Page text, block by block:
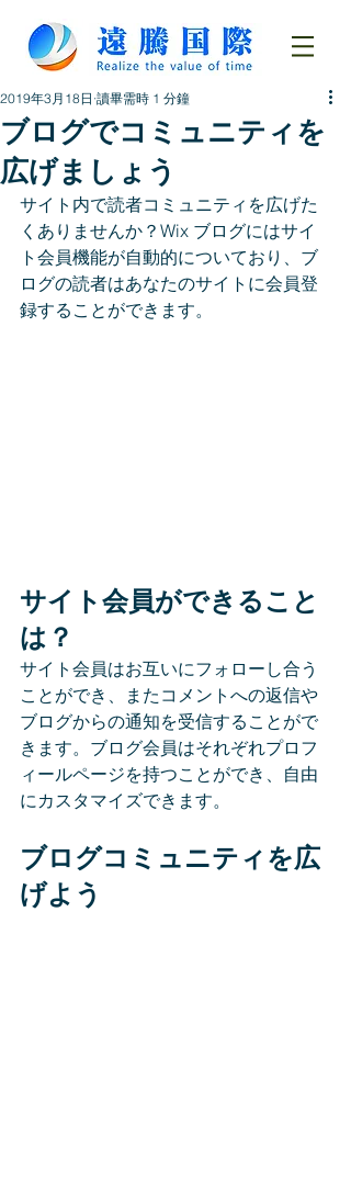
ブログでコミュニティを
広げましょう
2019年3月18日 讀畢需時 1 分鐘
サイト内で読者コミュニティを広げた
くありませんか？Wix ブログにはサイ
ト会員機能が自動的についており、ブ
ログの読者はあなたのサイトに会員登
録することができます。
サイト会員ができること
は？
サイト会員はお互いにフォローし合う
ことができ、またコメントへの返信や
ブログからの通知を受信することがで
きます。ブログ会員はそれぞれプロフ
ィールページを持つことができ、自由
にカスタマイズできます。
ブログコミュニティを広
げよう